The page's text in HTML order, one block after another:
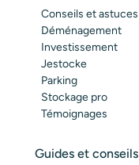
Conseils et astuces
Déménagement
Investissement
Jestocke
Parking
Stockage pro
Témoignages
Guides et conseils